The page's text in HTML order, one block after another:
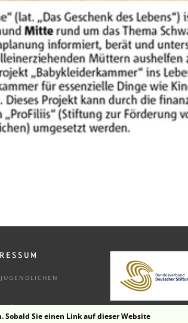
JUGENDLICHEN
- 9
Sie einen Link auf dieser Website